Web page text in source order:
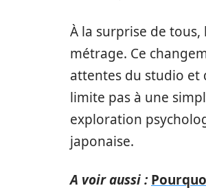
À la surprise de
métrage. Ce
attentes du studio et
limite pas à une
exploration
japonaise.
A voir aussi :